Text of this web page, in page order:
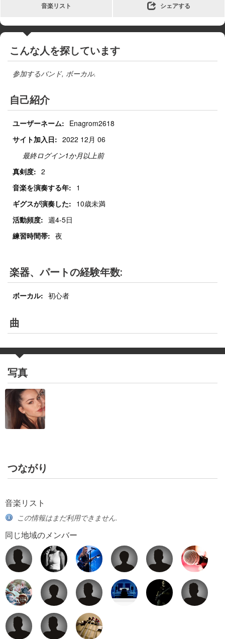
音楽リスト シェアする
こんな人を探しています
参加するバンド, ボーカル.
自己紹介
ユーザーネーム: Enagrom2618
サイト加入日: 2022 12月 06
最終ログイン1か月以上前
真剣度: 2
音楽を演奏する年: 1
ギグスが演奏した: 10歳未満
活動頻度: 週4-5日
練習時間帯: 夜
楽器、パートの経験年数:
ボーカル: 初心者
曲
写真
つながり
音楽リスト
この情報はまだ利用できません.
同じ地域のメンバー